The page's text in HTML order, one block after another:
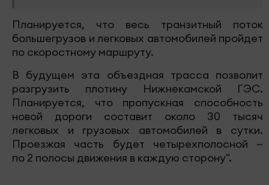
Планируется, что весь транзитный поток
большегрузов и легковых автомобилей пройдет
по скоростному маршруту.
В будущем эта объездная трасса позволит
разгрузить плотину Нижнекамской ГЭС.
Планируется, что пропускная способность
новой дороги составит около 30 тысяч
легковых и грузовых автомобилей в сутки.
Проезжая часть будет четырехполосной —
по 2 полосы движения в каждую сторону".